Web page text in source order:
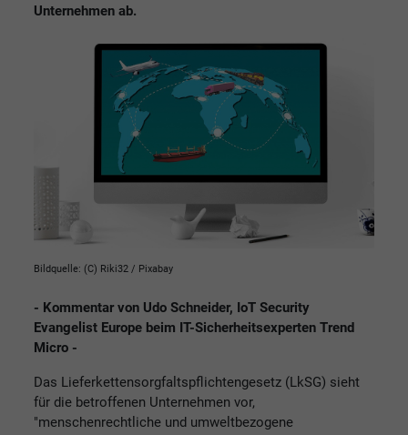
Unternehmen ab.
Bildquelle: (C) Riki32 / Pixabay
- Kommentar von Udo Schneider, IoT Security
Evangelist Europe beim IT-Sicherheitsexperten Trend
Micro -
Das Lieferkettensorgfaltspflichtengesetz (LkSG) sieht
für die betroffenen Unternehmen vor,
"menschenrechtliche und umweltbezogene